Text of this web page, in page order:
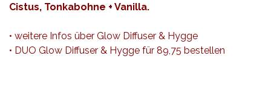
Cistus, Tonkabohne + Vanilla.
• weitere Infos über Glow Diffuser & Hygge
• DUO Glow Diffuser & Hygge für 89,75 bestellen